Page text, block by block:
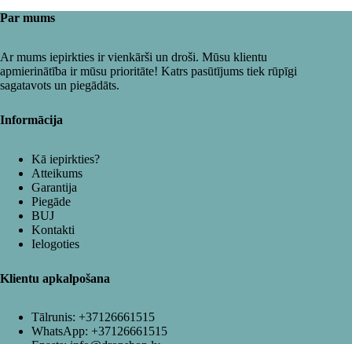
Par mums
Ar mums iepirkties ir vienkārši un droši. Mūsu klientu
apmierinātība ir mūsu prioritāte! Katrs pasūtījums tiek rūpīgi
sagatavots un piegādāts.
Informācija
Kā iepirkties?
Atteikums
Garantija
Piegāde
BUJ
Kontakti
Ielogoties
Klientu apkalpošana
Tālrunis: +37126661515
WhatsApp: +37126661515